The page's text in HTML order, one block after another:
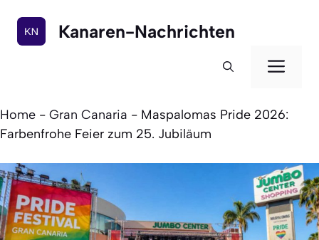
Inhalt
springen
Kanaren-Nachrichten
Home - Gran Canaria - Maspalomas Pride 2026:
Farbenfrohe Feier zum 25. Jubiläum